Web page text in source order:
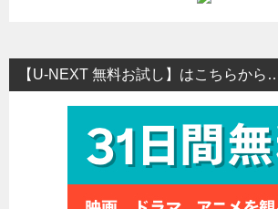
【U-NEXT 無料お試し】はこちらから